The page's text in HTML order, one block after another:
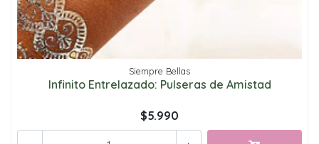
Siempre Bellas
Infinito Entrelazado: Pulseras de Amistad
$5.990